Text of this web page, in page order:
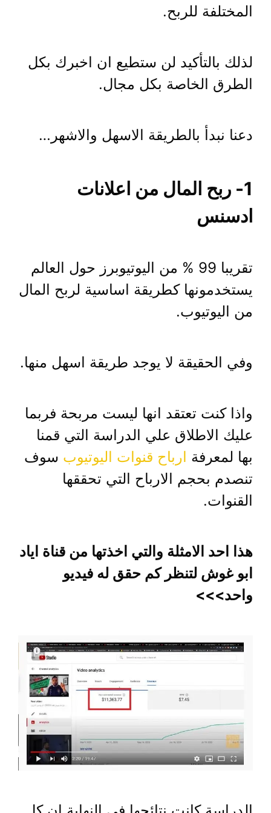
المختلفة للربح.
لذلك بالتأكيد لن ستطيع ان اخبرك بكل
الطرق الخاصة بكل مجال.
دعنا نبدأ بالطريقة الاسهل والاشهر…
1- ربح المال من اعلانات
ادسنس
تقريبا 99 % من اليوتيوبرز حول العالم
يستخدمونها كطريقة اساسية لربح المال
من اليوتيوب.
وفي الحقيقة لا يوجد طريقة اسهل منها.
واذا كنت تعتقد انها ليست مربحة فربما
عليك الاطلاق علي الدراسة التي قمنا
بها لمعرفة ارباح قنوات اليوتيوب سوف
تنصدم بحجم الارباح التي تحققها
القنوات.
هذا احد الامثلة والتي اخذتها من قناة اياد
ابو غوش لتنظر كم حقق له فيديو
واحد>>>